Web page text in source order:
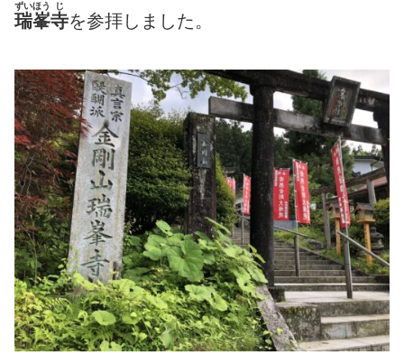
瑞峯
ずいほう
寺
じ
を参拝しました。